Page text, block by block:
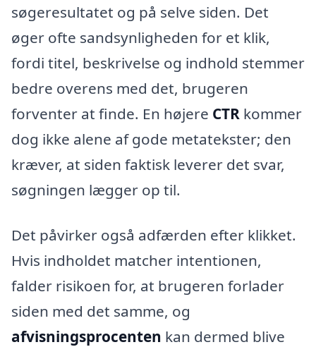
søgeresultatet og på selve siden. Det
øger ofte sandsynligheden for et klik,
fordi titel, beskrivelse og indhold stemmer
bedre overens med det, brugeren
forventer at finde. En højere CTR kommer
dog ikke alene af gode metatekster; den
kræver, at siden faktisk leverer det svar,
søgningen lægger op til.
Det påvirker også adfærden efter klikket.
Hvis indholdet matcher intentionen,
falder risikoen for, at brugeren forlader
siden med det samme, og
afvisningsprocenten kan dermed blive